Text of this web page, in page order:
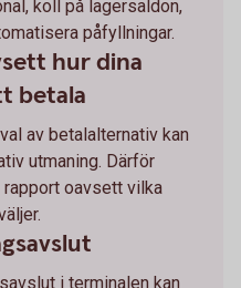
koll på lagersaldon,
påfyllningar.
hur dina
betala
av betalalternativ kan
utmaning. Därför
oavsett vilka
i terminalen kan